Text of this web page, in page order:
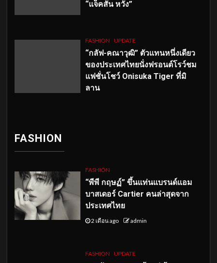
“แจ็คสัน หวัง”
FASHION UPDATE
“กลัฟ-คณาวุฒิ” ตัวแทนหนึ่งเดียว
ของประเทศไทยนั่งฟรอนต์โรว์ชม
แฟชั่นโชว์ Onisuka Tiger ที่มิ
ลาน
FASHION
FASHION
“พีพี กฤษฏ์” ขึ้นแท่นแบรนด์แอม
บาสเดอร์ Cartier คนล่าสุดจาก
ประเทศไทย
2 เดือน ago admin
FASHION UPDATE